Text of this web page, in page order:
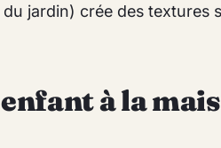
jardin) crée des textures
à la